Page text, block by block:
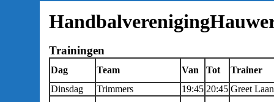
Trainingen
Dag Team Van Tot
Trainer
Dinsdag
Trimmers 19:45 20:45 Greet Laan